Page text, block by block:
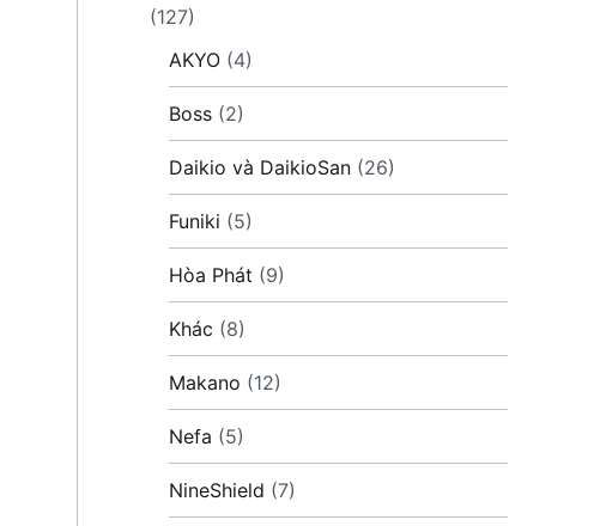
(127)
AKYO (4)
Boss (2)
Daikio và DaikioSan (26)
Funiki (5)
Hòa Phát (9)
Khác (8)
Makano (12)
Nefa (5)
NineShield (7)